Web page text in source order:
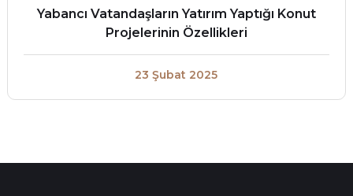
Yabancı Vatandaşların Yatırım Yaptığı Konut
Projelerinin Özellikleri
23 Şubat 2025